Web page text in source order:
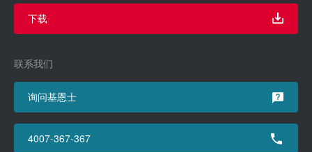
下载
联系我们
询问基恩士
4007-367-367